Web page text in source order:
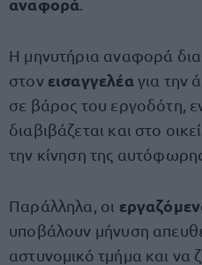
Η μηνυτήρια αναφορά
στον εισαγγελέα για την
σε βάρος του εργοδότη,
διαβιβάζεται και στο
την κίνηση της
Παράλληλα, οι
υποβάλουν μήνυση
αστυνομικό τμήμα και να